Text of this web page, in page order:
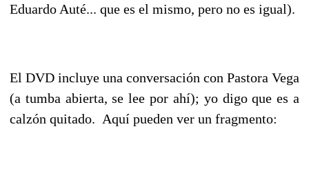
Eduardo Auté... que es el mismo, pero no es igual).
El DVD incluye una conversación con Pastora Vega
(a tumba abierta, se lee por ahí); yo digo que es a
calzón quitado. Aquí pueden ver un fragmento: